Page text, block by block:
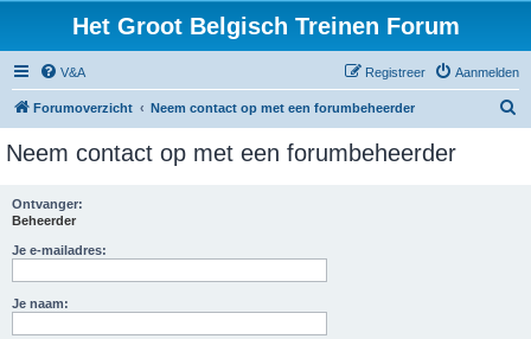
Het Groot Belgisch Treinen Forum
V&A Aanmelden
Registreer
Forumoverzicht Neem contact op met een forumbeheerder
Neem contact op met een forumbeheerder
Ontvanger:
Beheerder
Je e-mailadres:
Je naam: